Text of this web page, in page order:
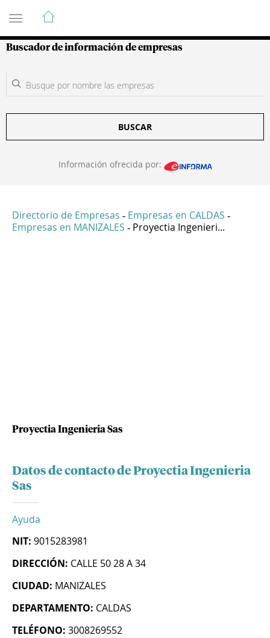
Guía de Empresas Colombianas
Buscador de información de empresas
BUSCAR
Información ofrecida por:
Directorio de Empresas - Empresas en CALDAS -
Empresas en MANIZALES - Proyectia Ingenieri...
Proyectia Ingenieria Sas
Datos de contacto de Proyectia Ingenieria
Sas
Ayuda
NIT: 9015283981
DIRECCIÓN: CALLE 50 28 A 34
CIUDAD: MANIZALES
DEPARTAMENTO: CALDAS
TELÉFONO: 3008269552